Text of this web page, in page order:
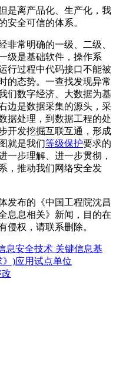
离产品化、生产化，我
安全可信的体系。
非常明确的一级、二级、
级是基础软件，操作系
行过程中代码接口不能被
的态势。一查找发现异常
们数字经济、大数据为基
边是数据采集的源头，采
据处理，到数据工程的处
开发挖掘互联互通，形成
就是我们等级保护要求的
一步理解、进一步贯彻，
，推动我们网络安全发
布的《中国工程院沈昌
息息相关》新闻，目的在
侵权，请联系删除。
息安全技术 关键信息基
)应用试点单位